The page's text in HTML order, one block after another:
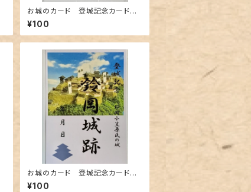
お城のカード 登城記念カード
武田24将 秋山信友公 飯田城
跡A
¥100
お城のカード 登城記念カード
鈴岡小笠原氏 鈴岡城跡A
¥100